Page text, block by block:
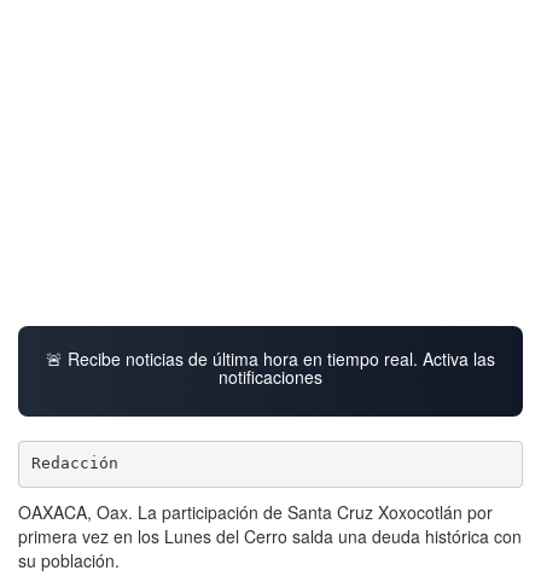
🚨 Recibe noticias de última hora en tiempo real. Activa las
notificaciones
Redacción
OAXACA, Oax. La participación de Santa Cruz Xoxocotlán por
primera vez en los Lunes del Cerro salda una deuda histórica con
su población.